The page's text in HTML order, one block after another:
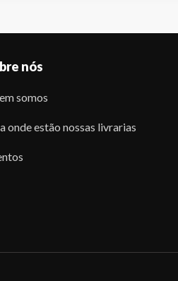
nós
somos
onde estão nossas livrarias